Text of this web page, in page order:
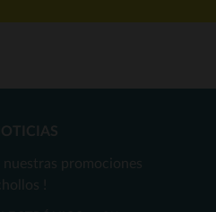
nuestras promociones
!